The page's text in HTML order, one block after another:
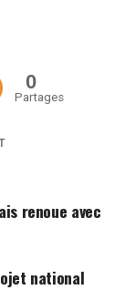
0
Partages
renoue avec
national